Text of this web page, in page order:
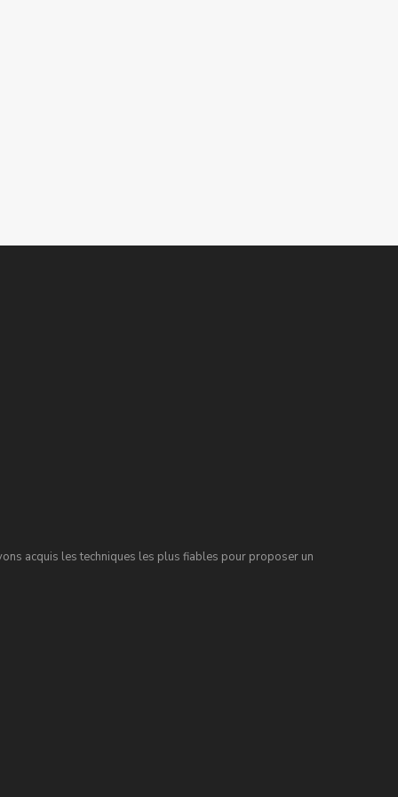
acquis les techniques les plus fiables pour proposer un